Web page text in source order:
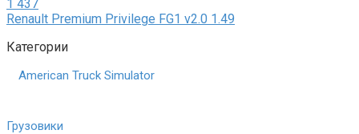
1 437
Renault Premium Privilege FG1 v2.0 1.49
Категории
American Truck Simulator
Грузовики